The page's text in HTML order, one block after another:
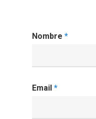
Nombre *
Email *